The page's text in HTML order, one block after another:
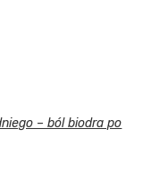
– ból biodra po